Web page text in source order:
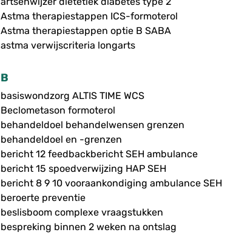
Astma therapiestappen ICS-formoterol
Astma therapiestappen optie B SABA
astma verwijscriteria longarts
B
basiswondzorg ALTIS TIME WCS
Beclometason formoterol
behandeldoel behandelwensen grenzen
behandeldoel en -grenzen
bericht 12 feedbackbericht SEH ambulance
bericht 15 spoedverwijzing HAP SEH
bericht 8 9 10 vooraankondiging ambulance SEH
beroerte preventie
beslisboom complexe vraagstukken
bespreking binnen 2 weken na ontslag